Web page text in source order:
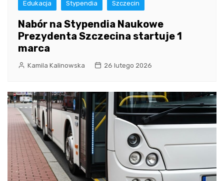
Edukacja Stypendia Szczecin
Nabór na Stypendia Naukowe
Prezydenta Szczecina startuje 1
marca
Kamila Kalinowska 26 lutego 2026